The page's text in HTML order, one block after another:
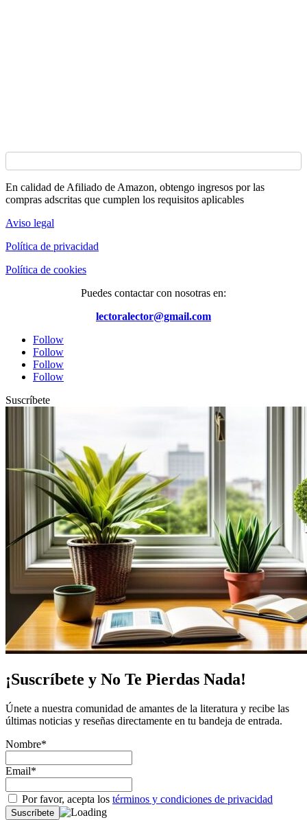
En calidad de Afiliado de Amazon, obtengo ingresos por las
compras adscritas que cumplen los requisitos aplicables
Aviso legal
Política de privacidad
Política de cookies
Puedes contactar con nosotras en:
lectoralector@gmail.com
Follow
Follow
Follow
Follow
Suscríbete
¡Suscríbete y No Te Pierdas Nada!
Únete a nuestra comunidad de amantes de la literatura y recibe las
últimas noticias y reseñas directamente en tu bandeja de entrada.
Nombre*
Email*
Por favor, acepta los términos y condiciones de privacidad